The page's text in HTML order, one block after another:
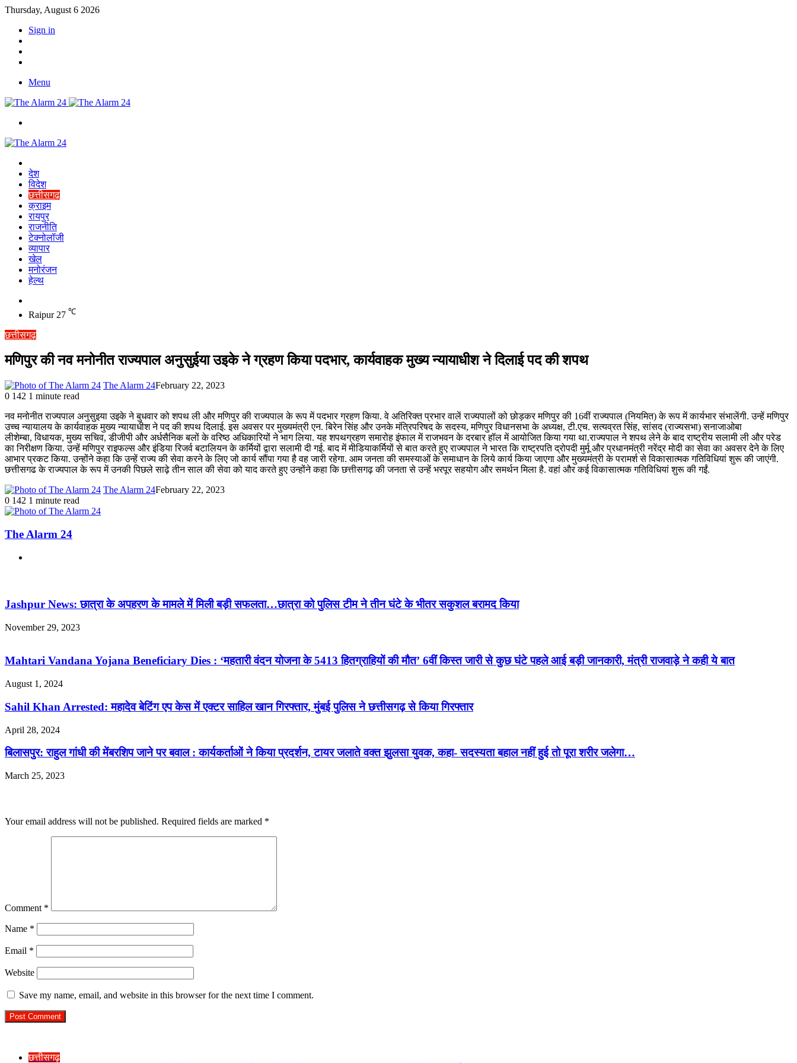
Thursday, August 6 2026
Sign in
Menu
देश
विदेश
छत्तीसगढ़
क्राइम
रायपुर
राजनीति
टेक्नोलॉजी
व्यापार
खेल
मनोरंजन
हेल्थ
skin
Raipur 27 ℃
छत्तीसगढ़
मणिपुर की नव मनोनीत राज्यपाल अनुसुईया उइके ने ग्रहण किया पदभार, कार्यवाहक मुख्य न्यायाधीश ने दिलाई पद की शपथ
The Alarm 24February 22, 2023
0 142 1 minute read
नव मनोनीत राज्यपाल अनुसुइया उइके ने बुधवार को शपथ ली और मणिपुर की राज्यपाल के रूप में पदभार ग्रहण किया. वे अतिरिक्त प्रभार वालें राज्यपालों को छोड़कर मणिपुर की 16वीं राज्यपाल (नियमित) के रूप में कार्यभार संभालेंगी. उन्हें मणिपुर
उच्च न्यायालय के कार्यवाहक मुख्य न्यायाधीश ने पद की शपथ दिलाई. इस अवसर पर मुख्यमंत्री एन. बिरेन सिंह और उनके मंत्रिपरिषद के सदस्य, मणिपुर विधानसभा के अध्यक्ष, टी.एच. सत्यव्रत सिंह, सांसद (राज्यसभा) सनाजाओबा
लीशेम्बा, विधायक, मुख्य सचिव, डीजीपी और अर्धसैनिक बलों के वरिष्ठ अधिकारियों ने भाग लिया. यह शपथग्रहण समारोह इंफाल में राजभवन के दरबार हॉल में आयोजित किया गया था.राज्यपाल ने शपथ लेने के बाद राष्ट्रीय सलामी ली और परेड
का निरीक्षण किया. उन्हें मणिपुर राइफल्स और इंडिया रिजर्व बटालियन के कर्मियों द्वारा सलामी दी गई. बाद में मीडियाकर्मियों से बात करते हुए राज्यपाल ने भारत कि राष्ट्रपति द्रोपदी मुर्मू और प्रधानमंत्री नरेंद्र मोदी का सेवा का अवसर देने के लिए
आभार प्रकट किया. उन्होंने कहा कि उन्हें राज्य की सेवा करने के लिए जो कार्य सौंपा गया है वह जारी रहेगा. आम जनता की समस्याओं के समाधान के लिये कार्य किया जाएगा और मुख्यमंत्री के परामर्श से विकासात्मक गतिविधियां शुरू की जाएंगी.
छत्तीसगढ के राज्यपाल के रूप में उनकी पिछले साढ़े तीन साल की सेवा को याद करते हुए उन्होंने कहा कि छत्तीसगढ़ की जनता से उन्हें भरपूर सहयोग और समर्थन मिला है. वहां और कई विकासात्मक गतिविधियां शुरू की गईं.
The Alarm 24February 22, 2023
0 142 1 minute read
The Alarm 24
Jashpur News: छात्रा के अपहरण के मामले में मिली बड़ी सफलता…छात्रा को पुलिस टीम ने तीन घंटे के भीतर सकुशल बरामद किया
November 29, 2023
Mahtari Vandana Yojana Beneficiary Dies : ‘महतारी वंदन योजना के 5413 हितग्राहियों की मौत’ 6वीं किस्त जारी से कुछ घंटे पहले आई बड़ी जानकारी, मंत्री राजवाड़े ने कही ये बात
August 1, 2024
Sahil Khan Arrested: महादेव बेटिंग एप केस में एक्टर साहिल खान गिरफ्तार, मुंबई पुलिस ने छत्तीसगढ़ से किया गिरफ्तार
April 28, 2024
बिलासपुर: राहुल गांधी की मेंबरशिप जाने पर बवाल : कार्यकर्ताओं ने किया प्रदर्शन, टायर जलाते वक्त झुलसा युवक, कहा- सदस्यता बहाल नहीं हुई तो पूरा शरीर जलेगा…
March 25, 2023
Your email address will not be published. Required fields are marked *
Comment *
Name *
Email *
Website
Save my name, email, and website in this browser for the next time I comment.
छत्तीसगढ़